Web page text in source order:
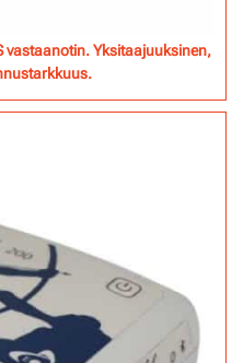
vastaanotin. Yksitaajuuksinen,